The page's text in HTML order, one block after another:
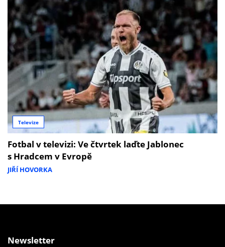
Televize
Fotbal v televizi: Ve čtvrtek laďte Jablonec
s Hradcem v Evropě
JIŘÍ HOVORKA
Newsletter